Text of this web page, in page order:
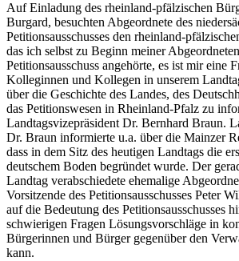
Auf Einladung des rheinland-pfälzischen
Burgard, besuchten Abgeordnete des
Petitionsausschusses den rheinland-
das ich selbst zu Beginn meiner
Petitionsausschuss angehörte, es ist mir eine
Kolleginnen und Kollegen in unserem
über die Geschichte des Landes, des
das Petitionswesen in Rheinland-Pfalz zu
Landtagsvizepräsident Dr. Bernhard Braun.
Dr. Braun informierte u.a. über die Mainzer
dass in dem Sitz des heutigen Landtags die
deutschem Boden begründet wurde. Der
Landtag verabschiedete ehemalige
Vorsitzende des Petitionsausschusses Peter
auf die Bedeutung des Petitionsausschusses
schwierigen Fragen Lösungsvorschläge in
Bürgerinnen und Bürger gegenüber den
kann.